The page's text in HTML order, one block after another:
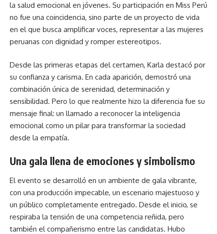
la salud emocional en jóvenes. Su participación en Miss Perú
no fue una coincidencia, sino parte de un proyecto de vida
en el que busca amplificar voces, representar a las mujeres
peruanas con dignidad y romper estereotipos.
Desde las primeras etapas del certamen, Karla destacó por
su confianza y carisma. En cada aparición, demostró una
combinación única de serenidad, determinación y
sensibilidad. Pero lo que realmente hizo la diferencia fue su
mensaje final: un llamado a reconocer la inteligencia
emocional como un pilar para transformar la sociedad
desde la empatía.
Una gala llena de emociones y simbolismo
El evento se desarrolló en un ambiente de gala vibrante,
con una producción impecable, un escenario majestuoso y
un público completamente entregado. Desde el inicio, se
respiraba la tensión de una competencia reñida, pero
también el compañerismo entre las candidatas. Hubo